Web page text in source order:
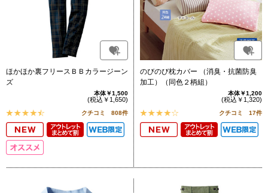
ほかほか裏フリースＢＢカラージーン
ズ
本体￥1,500
(税込￥1,650)
クチコミ 808件
のびのび枕カバー （消臭・抗菌防臭
加工）（同色２柄組）
本体￥1,200
(税込￥1,320)
クチコミ 17件